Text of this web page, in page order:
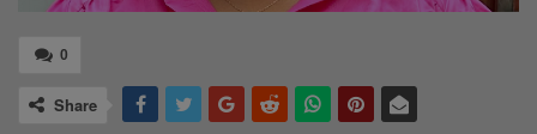
0
Share